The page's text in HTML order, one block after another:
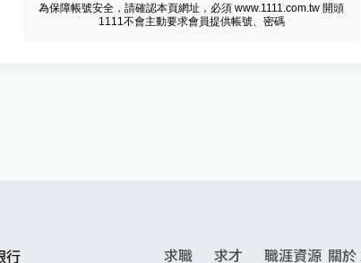
為保障帳號安全，請確認本頁網址，必須 www.1111.com.tw 開頭
1111不會主動要求會員提供帳號、密碼
求職 求才 職涯資源 關於